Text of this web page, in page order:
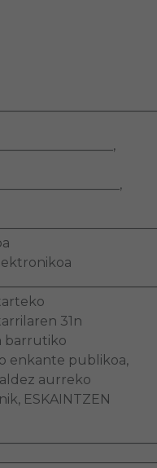
31n
barrutiko
enkante publikoa,
aurreko
ESKAINTZEN